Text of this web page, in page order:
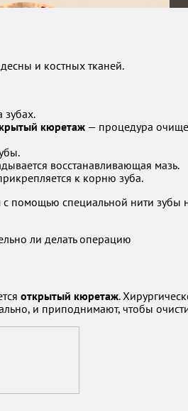
и костных тканей.
зубах.
кюретаж — процедура
восстанавливающая мазь.
к корню зуба.
специальной нити
открытый кюретаж.
и приподнимают, чтобы